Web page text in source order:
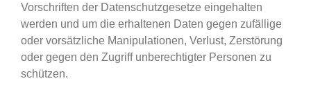
Vorschriften der Datenschutzgesetze eingehalten
werden und um die erhaltenen Daten gegen zufällige
oder vorsätzliche Manipulationen, Verlust, Zerstörung
oder gegen den Zugriff unberechtigter Personen zu
schützen.